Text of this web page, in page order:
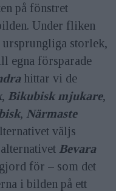
på fönstret
Under fliken
storlek,
egna försparade
hittar vi de
, Bikubisk mjukare,
, Närmaste
väljs
Bevara
för – som det
i bilden på ett